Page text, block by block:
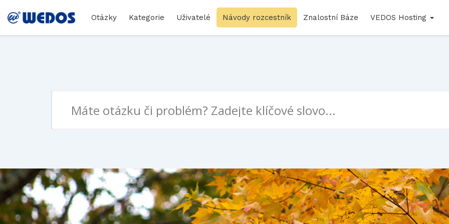
Otázky Kategorie Uživatelé Návody rozcestník Znalostní Báze VEDOS Hosting